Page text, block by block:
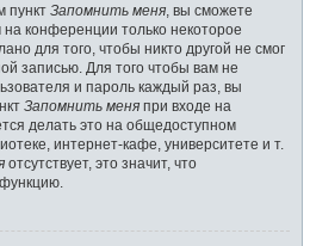
пункт Запомнить меня , вы сможете
конференции только некоторое
для того, чтобы никто другой не смог
записью. Для того чтобы вам не
и пароль каждый раз, вы
Запомнить меня при входе на
делать это на общедоступном
интернет-кафе, университете и т.
отсутствует, это значит, что